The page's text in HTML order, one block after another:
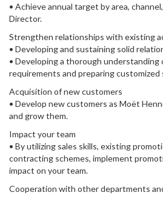
• Achieve annual target by area,
Director.
Strengthen relationships with existing
• Developing and sustaining solid
• Developing a thorough understanding
requirements and preparing customized
Acquisition of new customers
• Develop new customers as Moët
and grow them.
Impact your team
• By utilizing sales skills, existing
contracting schemes, implement
impact on your team.
Cooperation with other departments